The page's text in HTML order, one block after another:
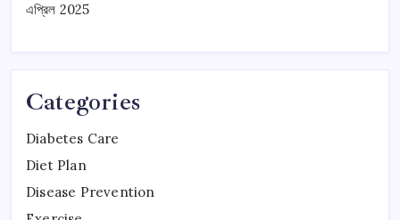
এপ্রিল 2025
Categories
Diabetes Care
Diet Plan
Disease Prevention